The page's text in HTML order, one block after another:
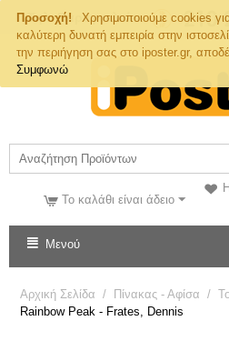
Προσοχή!
Χρησιμοποιούμε cookies
καλύτερη δυνατή εμπειρία στην
την περιήγηση σας στο iposter.gr,
Συμφωνώ
Τηλ. Παραγγελιών
Το καλάθι είναι άδειο
Μενού
Αρχική Σελίδα / Πίνακας - Αφίσα /
Rainbow Peak - Frates, Dennis